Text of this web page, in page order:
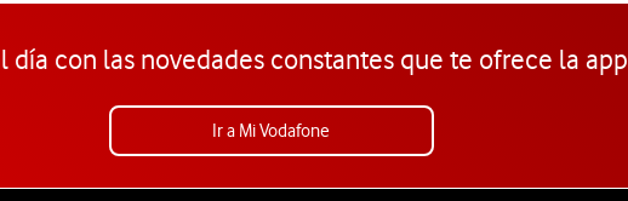
día con las novedades constantes que te ofrece la app
Ir a Mi Vodafone